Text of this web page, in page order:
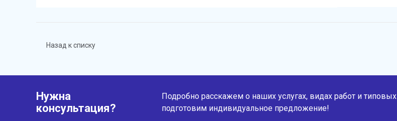
Назад к списку
Нужна
консультация?
Подробно расскажем о наших услугах, видах работ и
подготовим индивидуальное предложение!